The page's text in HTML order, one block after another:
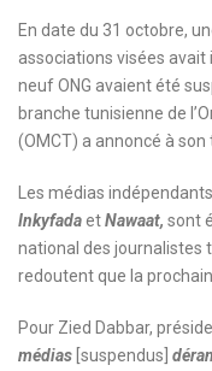
En date du 31 octobre,
associations visées avait
neuf ONG avaient été
branche tunisienne de
(OMCT) a annoncé à son
Les médias
InkyfadaetNawaat, sont
national des journalistes
redoutent que la
Pour Zied Dabbar,
médias [suspendus]